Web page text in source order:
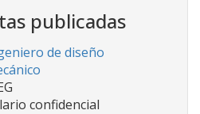
publicadas
de diseño
confidencial